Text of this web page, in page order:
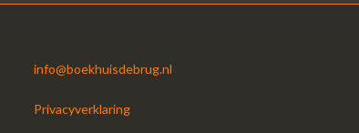
info@boekhuisdebrug.nl
Privacyverklaring